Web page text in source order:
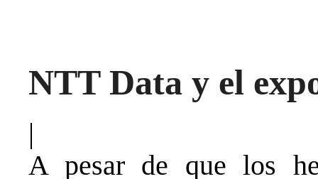
NTT Data y el
|
A pesar de que los